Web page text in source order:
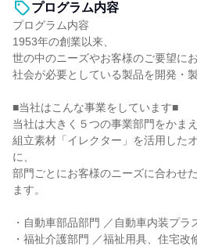
プログラム内容
プログラム内容
1953年の創業以来、
世の中のニーズやお客様のご要望に
社会が必要としている製品を開発・
■当社はこんな事業をしています■
当社は大きく５つの事業部門をかまえ
組立素材「イレクター」を活用した
に、
部門ごとにお客様のニーズに合わせ
ます。
・自動車部品部門 ／自動車内装プラ
・福祉介護部門 ／福祉用具、住宅改